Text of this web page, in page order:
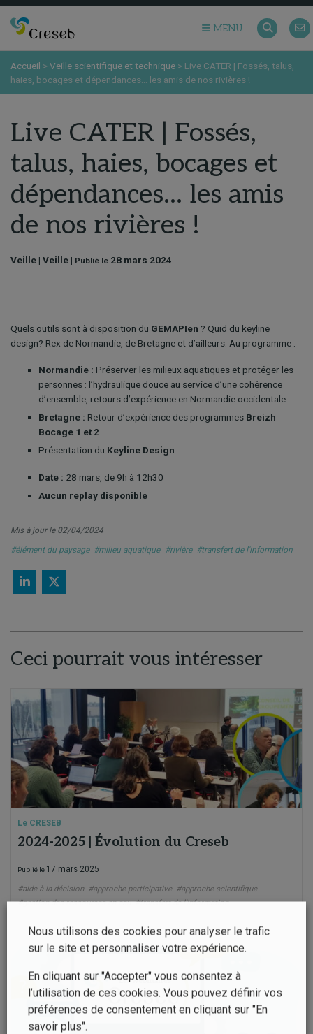
MENU
Accueil >Veille scientifique et technique > Live CATER | Fossés, talus,
haies, bocages et dépendances… les amis de nos rivières !
Live CATER | Fossés,
talus, haies, bocages et
dépendances… les amis
de nos rivières !
Veille | Veille | Publié le 28 mars 2024
Quels outils sont à disposition du GEMAPIen ? Quid du keyline
design? Rex de Normandie, de Bretagne et d’ailleurs. Au programme :
Normandie : Préserver les milieux aquatiques et protéger les
personnes : l’hydraulique douce au service d’une cohérence
d’ensemble, retours d’expérience en Normandie occidentale.
Bretagne : Retour d’expérience des programmes Breizh
Bocage 1 et 2
Présentation du Keyline Design
Date : 28 mars, de 9h à 12h30
Aucun replay disponible
Mis à jour le 02/04/2024
#élément du paysage #milieu aquatique #rivière #transfert de l'information
Ceci pourrait vous intéresser
Le CRESEB
2024-2025 | Évolution du Creseb
Publié le 17 mars 2025
#aide à la décision #approche participative #approche scientifique
#gestion des ressources en eau #transfert de l'information
Nous utilisons des cookies pour analyser le trafic
sur le site et personnaliser votre expérience.
En cliquant sur "Accepter" vous consentez à
l’utilisation de ces cookies. Vous pouvez définir vos
préférences de consentement en cliquant sur "En
savoir plus".